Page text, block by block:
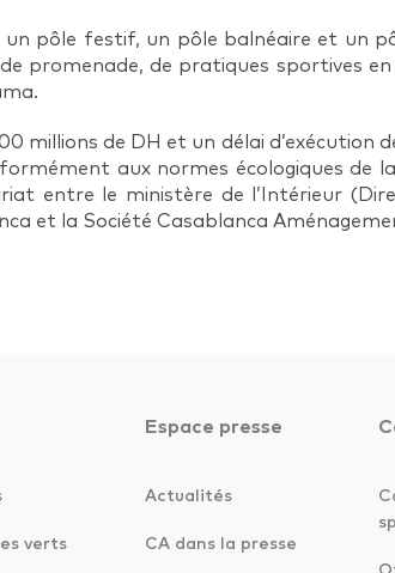
un pôle festif, un pôle balnéaire et un
promenade, de pratiques sportives en
millions de DH et un délai d’exécution
aux normes écologiques de
entre le ministère de l’Intérieur
et la Société Casablanca
verts
Espace presse
Actualités
CA dans la presse